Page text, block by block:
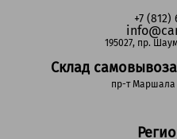
+7 (812)
195027, пр.
Склад
пр-т Маршала